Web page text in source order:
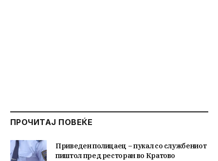
ПРОЧИТАЈ ПОВЕЌЕ
Приведен полицаец – пукал со службениот
пиштол пред ресторан во Кратово